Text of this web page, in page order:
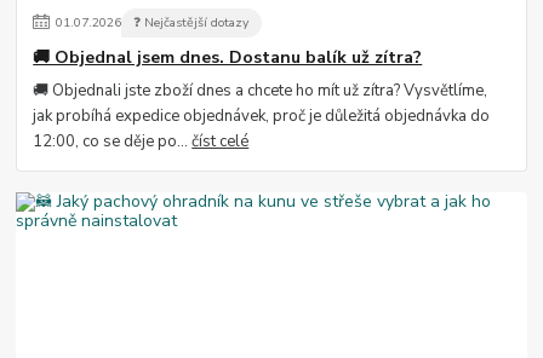
01.07.2026 ❓ Nejčastější dotazy
🚚 Objednal jsem dnes. Dostanu balík už zítra?
🚚 Objednali jste zboží dnes a chcete ho mít už zítra? Vysvětlíme,
jak probíhá expedice objednávek, proč je důležitá objednávka do
12:00, co se děje po...číst celé